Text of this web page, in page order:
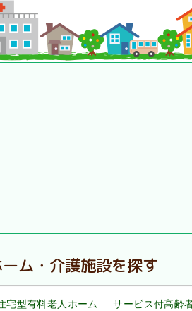
ム・介護施設を探す
宅型有料老人ホーム
サービス付高齢